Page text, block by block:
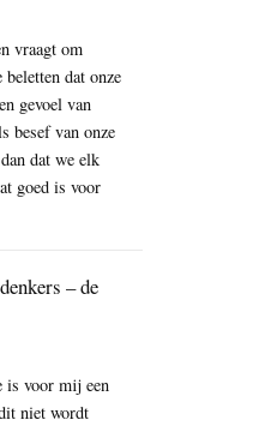
vraagt om
dat onze
gevoel van
besef van onze
dat we elk
goed is voor
– de
is voor mij een
niet wordt